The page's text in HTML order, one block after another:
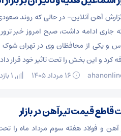
آهن آنلاین- در حالی که روند
جاری ادامه داشت، صبح امروز خبر
و یکی از محافظان وی در تهران شوک
کرد و این بخش‌ را تحت تاثیر خود قرار
قاطع قیمت تیرآهن در بازار
آهن و فولاد هفته سوم مرداد ماه را